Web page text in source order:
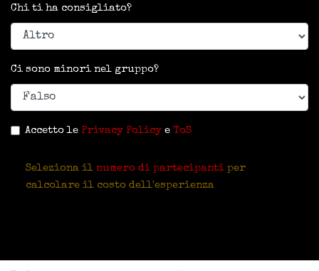
Chi ti ha consigliato?
Ci sono minori nel gruppo?
Accetto le Privacy Policy e ToS
Seleziona il numero di partecipanti per
calcolare il costo dell'esperienza